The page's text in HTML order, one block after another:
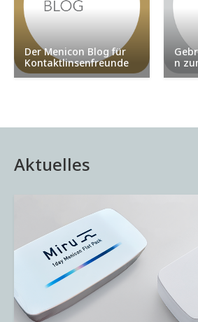
Der Menicon Blog für
Kontaktlinsenfreunde
n
Aktuelles